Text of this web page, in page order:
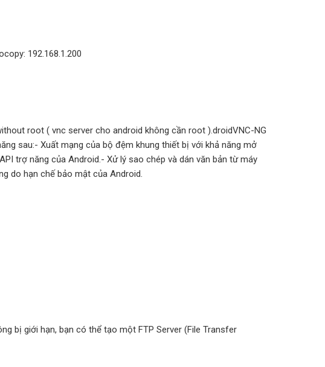
192.168.1.200
root ( vnc server cho android không cần root ).droidVNC-NG
sau:- Xuất mạng của bộ đệm khung thiết bị với khả năng mở
trợ năng của Android.- Xử lý sao chép và dán văn bản từ máy
do hạn chế bảo mật của Android.
bị giới hạn, bạn có thể tạo một FTP Server (File Transfer